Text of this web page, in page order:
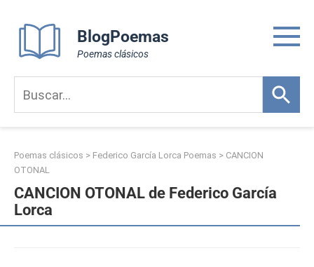
content
BlogPoemas
Poemas clásicos
Poemas clásicos > Federico García Lorca Poemas > CANCION
OTONAL
CANCION OTONAL de Federico García
Lorca